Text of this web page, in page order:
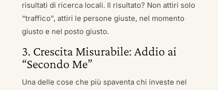
risultati di ricerca locali. Il risultato? Non attiri solo
“traffico”, attiri le persone giuste, nel momento
giusto e nel posto giusto.
3. Crescita Misurabile: Addio ai
“Secondo Me”
Una delle cose che più spaventa chi investe nel